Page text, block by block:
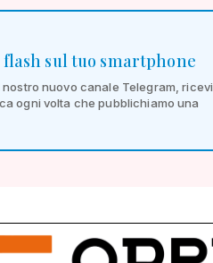
sul tuo smartphone
nostro nuovo canale Telegram, ricevi
ogni volta che pubblichiamo una